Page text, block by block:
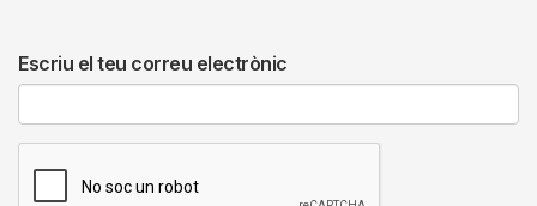
Escriu el teu correu electrònic